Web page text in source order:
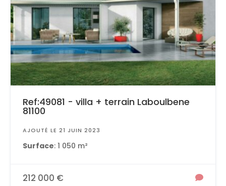
Ref:49081 - villa + terrain Laboulbene
81100
AJOUTÉ LE 21 JUIN 2023
Surface: 1 050 m²
212 000 €